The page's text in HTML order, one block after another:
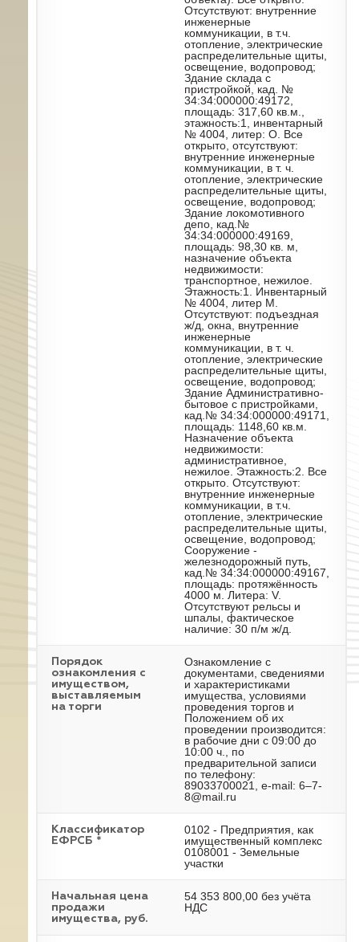
Отсутствуют: внутренние
инженерные
коммуникации, в т.ч.
отопление, электрические
распределительные щиты,
освещение, водопровод;
Здание склада с
пристройкой, кад. №
34:34:000000:49172,
площадь: 317,60 кв.м.,
этажность:1, инвентарный
№ 4004, литер: О. Все
открыто, отсутствуют:
внутренние инженерные
коммуникации, в т. ч.
отопление, электрические
распределительные щиты,
освещение, водопровод;
Здание локомотивного
депо, кад.№
34:34:000000:49169,
площадь: 98,30 кв. м,
назначение объекта
недвижимости:
транспортное, нежилое.
Этажность:1. Инвентарный
№ 4004, литер М.
Отсутствуют: подъездная
ж/д, окна, внутренние
инженерные
коммуникации, в т. ч.
отопление, электрические
распределительные щиты,
освещение, водопровод;
Здание Административно-
бытовое с пристройками,
кад.№ 34:34:000000:49171,
площадь: 1148,60 кв.м.
Назначение объекта
недвижимости:
административное,
нежилое. Этажность:2. Все
открыто. Отсутствуют:
внутренние инженерные
коммуникации, в т.ч.
отопление, электрические
распределительные щиты,
освещение, водопровод;
Сооружение -
железнодорожный путь,
кад.№ 34:34:000000:49167,
площадь: протяжённость
4000 м. Литера: V.
Отсутствуют рельсы и
шпалы, фактическое
наличие: 30 п/м ж/д.
Порядок
ознакомления с
имуществом,
выставляемым
на торги
Ознакомление с
документами, сведениями
и характеристиками
имущества, условиями
проведения торгов и
Положением об их
проведении производится:
в рабочие дни с 09:00 до
10:00 ч., по
предварительной записи
по телефону:
89033700021, e-mail: 6–7-
8@mail.ru
Классификатор
ЕФРСБ *
0102 - Предприятия, как
имущественный комплекс
0108001 - Земельные
участки
Начальная цена
продажи
имущества, руб.
54 353 800,00 без учёта
НДС